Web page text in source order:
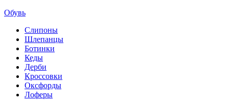
Обувь
Слипоны
Шлепанцы
Ботинки
Кеды
Дерби
Кроссовки
Оксфорды
Лоферы